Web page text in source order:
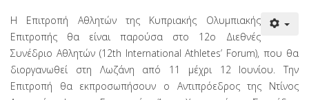
Η Επιτροπή Αθλητών της Κυπριακής Ολυμπιακής
Επιτροπής θα είναι παρούσα στο 12ο Διεθνές
Συνέδριο Αθλητών (12th International Athletes’ Forum), που θα
διοργανωθεί στη Λωζάνη από 11 μέχρι 12 Ιουνίου. Την
Επιτροπή θα εκπροσωπήσουν ο Αντιπρόεδρος της Ντίνος